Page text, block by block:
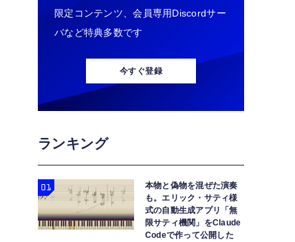
限定コンテンツ、会員専用Discordサー
バなど特典多数です
今すぐ登録
ランキング
本物と偽物を混ぜた演奏
も。エリック・サティ様
式の自動生成アプリ「無
限サティ機関」をClaude
Codeで作って公開した